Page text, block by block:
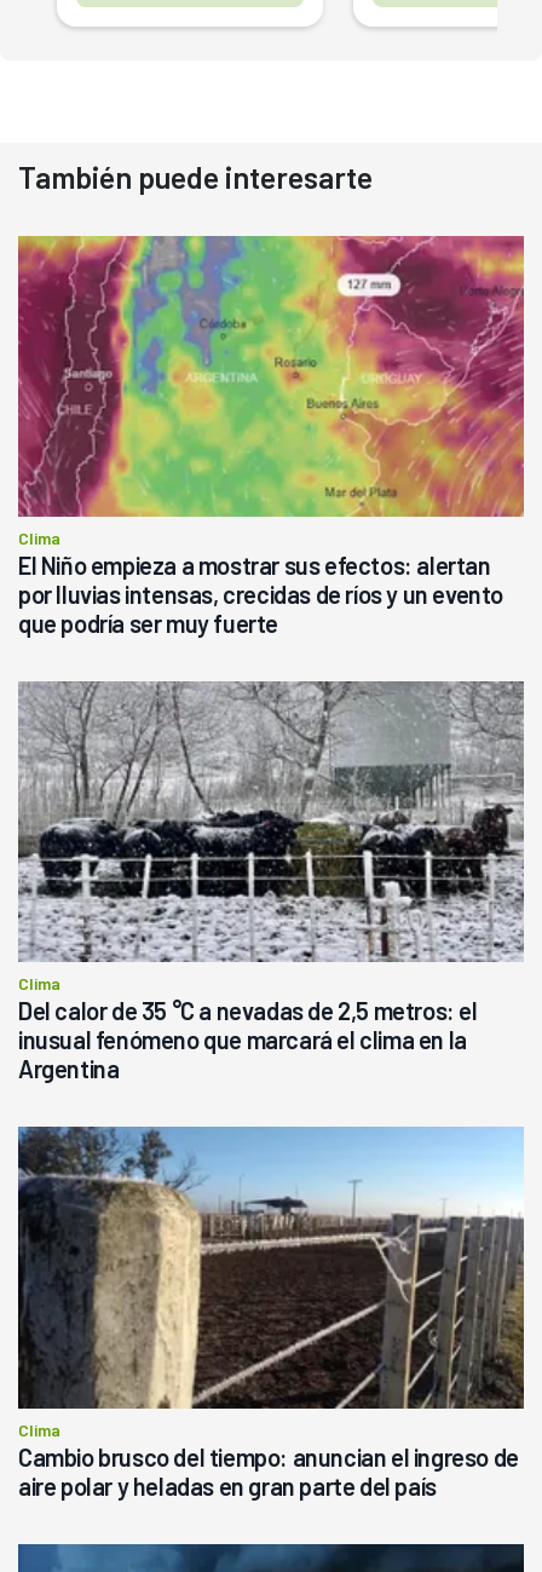
También puede interesarte
Clima
El Niño empieza a mostrar sus efectos: alertan
por lluvias intensas, crecidas de ríos y un evento
que podría ser muy fuerte
Clima
Del calor de 35 °C a nevadas de 2,5 metros: el
inusual fenómeno que marcará el clima en la
Argentina
Clima
Cambio brusco del tiempo: anuncian el ingreso de
aire polar y heladas en gran parte del país